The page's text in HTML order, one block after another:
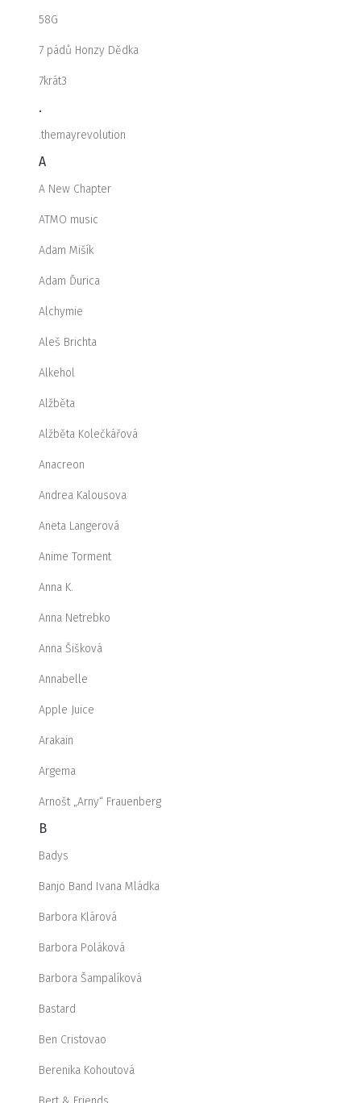
58G
7 pádů Honzy Dědka
7krát3
.
.themayrevolution
A
A New Chapter
ATMO music
Adam Mišík
Adam Ďurica
Alchymie
Aleš Brichta
Alkehol
Alžběta
Alžběta Kolečkářová
Anacreon
Andrea Kalousova
Aneta Langerová
Anime Torment
Anna K.
Anna Netrebko
Anna Šišková
Annabelle
Apple Juice
Arakain
Argema
Arnošt „Arny“ Frauenberg
B
Badys
Banjo Band Ivana Mládka
Barbora Klárová
Barbora Poláková
Barbora Šampalíková
Bastard
Ben Cristovao
Berenika Kohoutová